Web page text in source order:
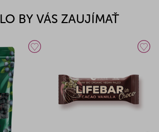
BY VÁS ZAUJÍMAŤ